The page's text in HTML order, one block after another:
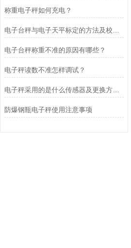
称重电子秤如何充电？
电子台秤称重不准的原因有哪些？
电子秤读数不准怎样调试？
电子秤采用的是什么传感器及更换方法？
防爆钢瓶电子秤使用注意事项